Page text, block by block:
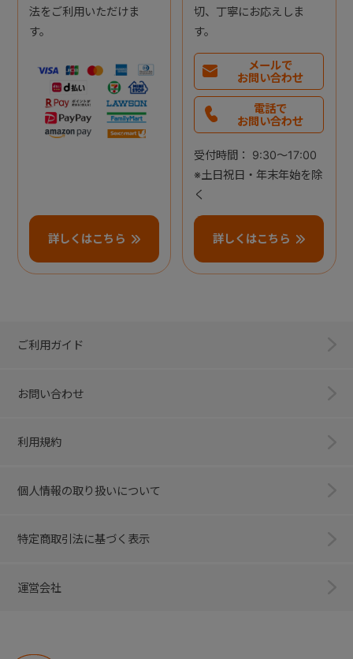
法をご利用いただけま
す。
詳しくはこちら
切、丁寧にお応えしま
す。
メールで
お問い合わせ
電話で
お問い合わせ
受付時間： 9:30～17:00
※土日祝日・年末年始を除
く
詳しくはこちら
ご利用ガイド
お問い合わせ
利用規約
個人情報の取り扱いについて
特定商取引法に基づく表示
運営会社